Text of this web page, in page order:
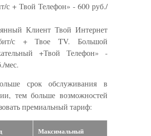
с + Твой Телефон» - 600 руб./
Клиент Твой Интернет
с + Твое TV. Большой
+Твой Телефон» -
мес.
срок обслуживания в
тем больше возможностей
премиальный тариф:
Максимальный